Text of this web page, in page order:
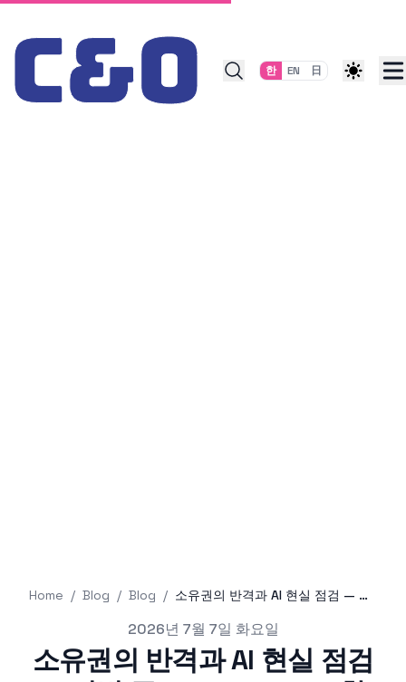
Skip to content
한 EN 日
Home / Blog / Blog / 소유권의 반격과 AI 현실 점검 — 이번 주 HN·GeekNews 핫토픽
2026년 7월 7일 화요일
소유권의 반격과 AI 현실 점검